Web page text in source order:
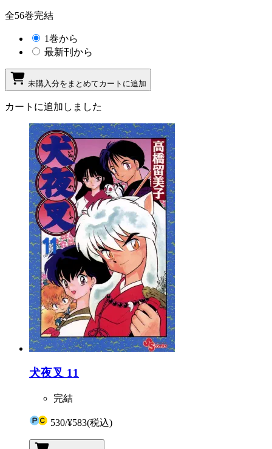
全56巻完結
1巻から
最新刊から
未購入分をまとめてカートに追加
カートに追加しました
犬夜叉 11
完結
530/¥583(税込)